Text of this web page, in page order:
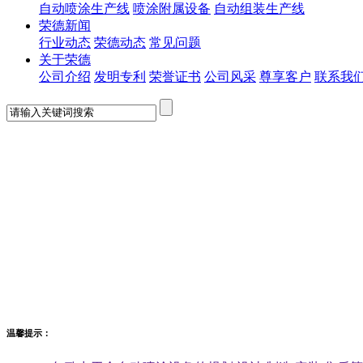
自动喷涂生产线 喷涂附属设备 自动组装生产线
荣德新闻
行业动态 荣德动态 常见问题
关于荣德
公司介绍 发明专利 荣誉证书 公司风采 尊享客户 联系我
温馨提示：